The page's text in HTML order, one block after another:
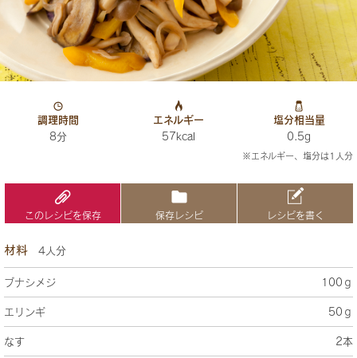
調理時間
8分
エネルギー
57kcal
塩分相当量
0.5g
※エネルギー、塩分は1人分
このレシピを保存 保存レシピ レシピを書く
材料 4人分
ブナシメジ 100ｇ
エリンギ 50ｇ
なす 2本